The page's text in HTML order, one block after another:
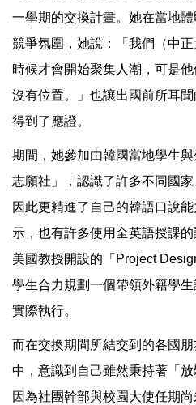
一學期的交換計畫。她在當地
競爭氛圍，她說：「我們（中
時候才會開始聚集人潮，可是
沒有位置。」也讓出國前所耳聞
得到了應證。
期間，她參加由韓國當地學生
志願社」，認識了許多不同國
因此更精進了自己的韓語口說
示，也有許多使用全英語授課
美國教授開設的「Project
學生合力規劃一個帶領外籍學
實際執行。
而在交換期間所結交到的各國
中，意識到自己雖然秉持著「
因為社團幹部與校園大使任期